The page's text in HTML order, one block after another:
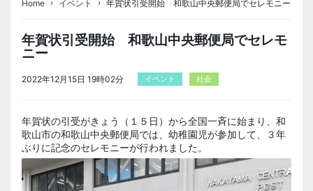
Home › イベント › 年賀状引受開始 和歌山中央郵便局でセレモニー
年賀状引受開始 和歌山中央郵便局でセレモ
ニー
2022年12月15日 19時02分 イベント 社会
年賀状の引受がきょう（１５日）から全国一斉に始まり、和
歌山市の和歌山中央郵便局では、幼稚園児が参加して、３年
ぶりに記念のセレモニーが行われました。